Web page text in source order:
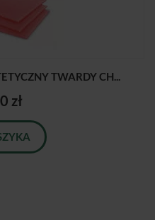
TWARDY CH...
zł